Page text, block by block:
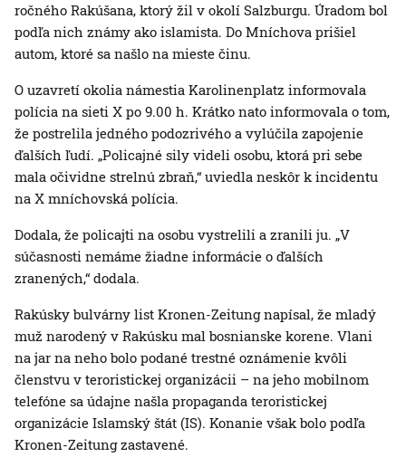
ročného Rakúšana, ktorý žil v okolí Salzburgu. Úradom bol
podľa nich známy ako islamista. Do Mníchova prišiel
autom, ktoré sa našlo na mieste činu.
O uzavretí okolia námestia Karolinenplatz informovala
polícia na sieti X po 9.00 h. Krátko nato informovala o tom,
že postrelila jedného podozrivého a vylúčila zapojenie
ďalších ľudí. „Policajné sily videli osobu, ktorá pri sebe
mala očividne strelnú zbraň,“ uviedla neskôr k incidentu
na X mníchovská polícia.
Dodala, že policajti na osobu vystrelili a zranili ju. „V
súčasnosti nemáme žiadne informácie o ďalších
zranených,“ dodala.
Rakúsky bulvárny list Kronen-Zeitung napísal, že mladý
muž narodený v Rakúsku mal bosnianske korene. Vlani
na jar na neho bolo podané trestné oznámenie kvôli
členstvu v teroristickej organizácii – na jeho mobilnom
telefóne sa údajne našla propaganda teroristickej
organizácie Islamský štát (IS). Konanie však bolo podľa
Kronen-Zeitung zastavené.